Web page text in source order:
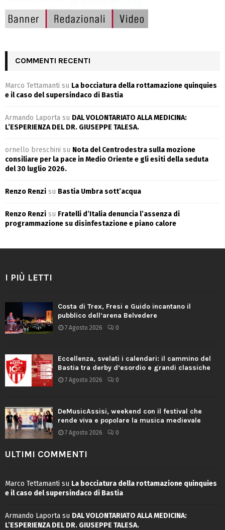
COMMENTI RECENTI
Marco Tettamanti su La bocciatura della rottamazione quinquies
e il caso del supersindaco di Bastia
Armando Laporta su DAL VOLONTARIATO ALLA MEDICINA:
L’ESPERIENZA DEL DR. GIUSEPPE TALESA.
ornello breschini su Nota del Centrodestra sulla mozione
consiliare per la pace in Medio Oriente e gli esiti della seduta
del 30 luglio 2026.
Renzo Renzi su Bastia Umbra sott’acqua
Renzo Renzi su Fratelli d’Italia denuncia l’assenza di
programmazione su disinfestazione e piano calore
I PIÙ LETTI
Costa di Trex, Fresi e Guido incantano il
pubblico dell’arena Belvedere
7 Agosto 2026 0
Eccellenza, svelati i calendari: il cammino del
Bastia tra derby d’esordio e grandi classiche
7 Agosto 2026 0
DeMusicAssisi, weekend con il festival che
rende viva e popolare la musica medievale
7 Agosto 2026 0
ULTIMI COMMENTI
Marco Tettamanti su La bocciatura della rottamazione quinquies
e il caso del supersindaco di Bastia
Armando Laporta su DAL VOLONTARIATO ALLA MEDICINA:
L’ESPERIENZA DEL DR. GIUSEPPE TALESA.